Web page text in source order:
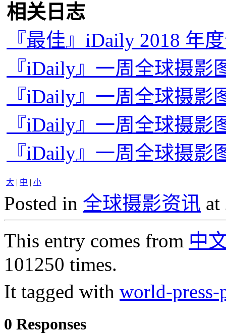
相关日志
『最佳』iDaily 2018 年
『iDaily』一周全球摄影
『iDaily』一周全球摄影
『iDaily』一周全球摄影
『iDaily』一周全球摄影
大 | 中 | 小
Posted in 全球摄影资讯 at
This entry comes from 中
101250 times.
It tagged with world-press-
0 Responses